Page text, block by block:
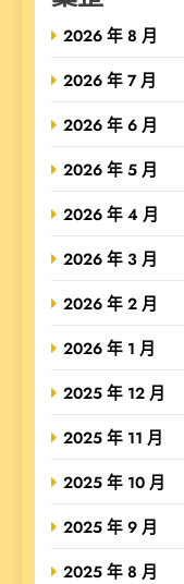
2026 年 8 月
2026 年 7 月
2026 年 6 月
2026 年 5 月
2026 年 4 月
2026 年 3 月
2026 年 2 月
2026 年 1 月
2025 年 12 月
2025 年 11 月
2025 年 10 月
2025 年 9 月
2025 年 8 月